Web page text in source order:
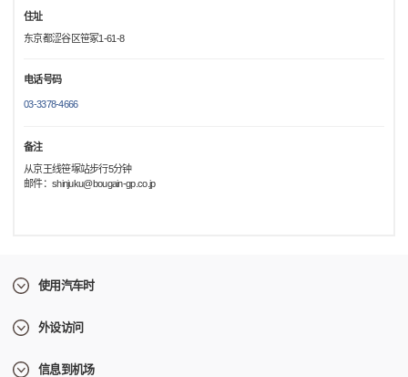
住址
东京都涩谷区笹冢1-61-8
电话号码
03-3378-4666
备注
从京王线笹塚站步行5分钟
邮件：shinjuku@bougain-gp.co.jp
使用汽车时
外设访问
信息到机场